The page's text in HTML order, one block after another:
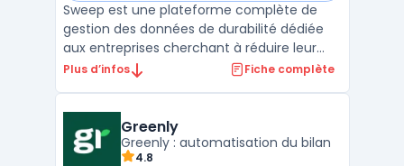
Sweep est une plateforme complète de
gestion des données de durabilité dédiée
aux entreprises cherchant à réduire leur
empreinte carbone tout en se conformant
émissions carbone, couvrant à la fois les
émissions dire ...
Plus d’infos Fiche complète
Greenly
Greenly : automatisation du bilan
4.8